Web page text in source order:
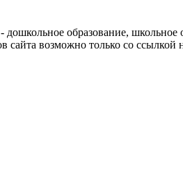
образование, школьное
сайта возможно только со ссылкой